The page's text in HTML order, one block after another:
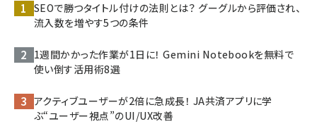
SEOで勝つタイトル付けの法則とは？ グーグルから評価され、
流入数を増やす5つの条件
1週間かかった作業が1日に！ Gemini Notebookを無料で
使い倒す活用術8選
アクティブユーザーが2倍に急成長！ JA共済アプリに学
ぶ“ユーザー視点”のUI/UX改善